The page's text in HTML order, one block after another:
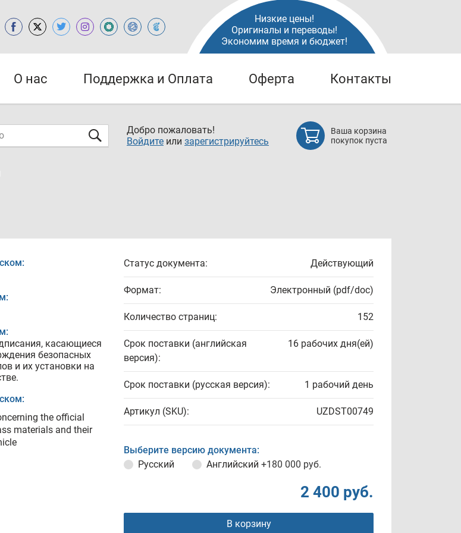
Низкие цены!
Оригиналы и переводы!
Экономим время и бюджет!
О нас Поддержка и Оплата Оферта Контакты
Добро пожаловать!
Войдите или зарегистрируйтесь
Ваша корзина
покупок пуста
касающиеся
безопасных
и их установки на
the official
materials and their
Статус документа: Действующий
Формат: Электронный (pdf/doc)
Количество страниц: 152
Срок поставки (английская
версия):
16 рабочих дня(ей)
Срок поставки (русская версия): 1 рабочий день
Артикул (SKU): UZDST00749
Выберите версию документа:
Русский
Английский +180 000 руб.
2 400 руб.
В корзину